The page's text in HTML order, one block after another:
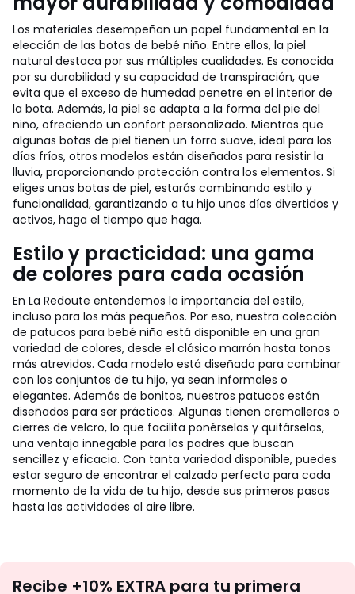
Los materiales desempeñan un papel fundamental en la
elección de las botas de bebé niño. Entre ellos, la piel
natural destaca por sus múltiples cualidades. Es conocida
por su durabilidad y su capacidad de transpiración, que
evita que el exceso de humedad penetre en el interior de
la bota. Además, la piel se adapta a la forma del pie del
niño, ofreciendo un confort personalizado. Mientras que
algunas botas de piel tienen un forro suave, ideal para los
días fríos, otros modelos están diseñados para resistir la
lluvia, proporcionando protección contra los elementos. Si
eliges unas botas de piel, estarás combinando estilo y
funcionalidad, garantizando a tu hijo unos días divertidos y
activos, haga el tiempo que haga.
Estilo y practicidad: una gama
de colores para cada ocasión
En La Redoute entendemos la importancia del estilo,
incluso para los más pequeños. Por eso, nuestra colección
de patucos para bebé niño está disponible en una gran
variedad de colores, desde el clásico marrón hasta tonos
más atrevidos. Cada modelo está diseñado para combinar
con los conjuntos de tu hijo, ya sean informales o
elegantes. Además de bonitos, nuestros patucos están
diseñados para ser prácticos. Algunas tienen cremalleras o
cierres de velcro, lo que facilita ponérselas y quitárselas,
una ventaja innegable para los padres que buscan
sencillez y eficacia. Con tanta variedad disponible, puedes
estar seguro de encontrar el calzado perfecto para cada
momento de la vida de tu hijo, desde sus primeros pasos
hasta las actividades al aire libre.
Recibe +10% EXTRA para tu primera